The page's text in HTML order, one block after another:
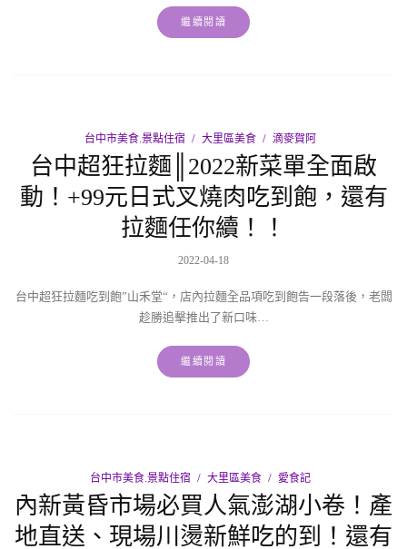
繼續閱讀
台中市美食.景點住宿 大里區美食 滴麥賀阿
台中超狂拉麵║2022新菜單全面啟
動！+99元日式叉燒肉吃到飽，還有
拉麵任你續！！
2022-04-18
台中超狂拉麵吃到飽”山禾堂“，店內拉麵全品項吃到飽告一段落後，老闆
趁勝追擊推出了新口味…
繼續閱讀
台中市美食.景點住宿 大里區美食 愛食記
內新黃昏市場必買人氣澎湖小卷！產
地直送、現場川燙新鮮吃的到！還有